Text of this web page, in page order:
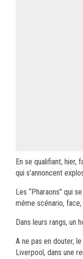
En se qualifiant, hier,
qui s’annoncent
Les ‘‘Pharaons’’
même scénario,
Dans leurs rangs, un
A ne pas en douter, le
Liverpool, dans une